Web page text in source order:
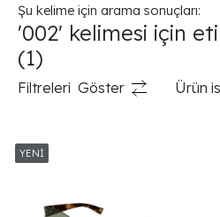
Şu kelime için arama sonuçları:
'002' kelimesi için
(1)
Filtreleri Göster Ürün